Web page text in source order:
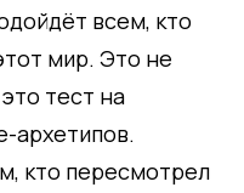
всем, кто
мир. Это не
тест на
архетипов.
кто пересмотрел